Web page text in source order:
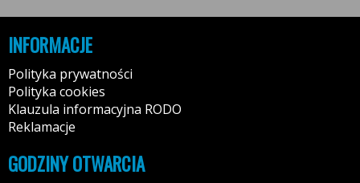
INFORMACJE
Polityka prywatności
Polityka cookies
Klauzula informacyjna RODO
Reklamacje
GODZINY OTWARCIA